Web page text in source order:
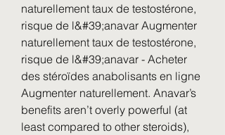
naturellement taux de testostérone,
risque de l&#39;anavar Augmenter
naturellement taux de testostérone,
risque de l&#39;anavar - Acheter
des stéroïdes anabolisants en ligne
Augmenter naturellement. Anavar’s
benefits aren’t overly powerful (at
least compared to other steroids),